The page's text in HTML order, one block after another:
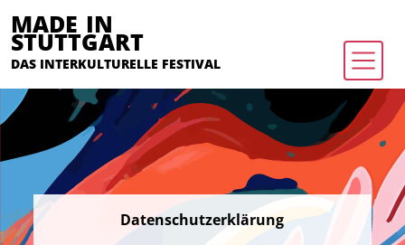
MADE IN
STUTTGART
DAS INTERKULTURELLE FESTIVAL
Datenschutzerklärung